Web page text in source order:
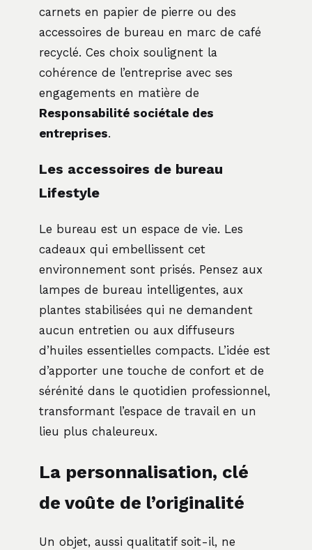
carnets en papier de pierre ou des
accessoires de bureau en marc de café
recyclé. Ces choix soulignent la
cohérence de l’entreprise avec ses
engagements en matière de
Responsabilité sociétale des
entreprises.
Les accessoires de bureau
Lifestyle
Le bureau est un espace de vie. Les
cadeaux qui embellissent cet
environnement sont prisés. Pensez aux
lampes de bureau intelligentes, aux
plantes stabilisées qui ne demandent
aucun entretien ou aux diffuseurs
d’huiles essentielles compacts. L’idée est
d’apporter une touche de confort et de
sérénité dans le quotidien professionnel,
transformant l’espace de travail en un
lieu plus chaleureux.
La personnalisation, clé
de voûte de l’originalité
Un objet, aussi qualitatif soit-il, ne